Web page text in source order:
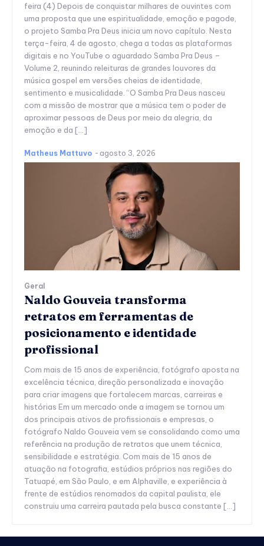
feira (4) Depois de conquistar milhares de ouvintes com
uma proposta que une espiritualidade, emoção e pagode,
o projeto Samba Pra Deus inicia um novo capítulo. Nesta
terça-feira, 4 de agosto, chega a todas as plataformas
digitais e no YouTube o aguardado Samba Pra Deus –
Volume 2, reunindo releituras de grandes louvores da
música gospel em versões cheias de identidade,
sentimento e musicalidade. “O Samba Pra Deus nasceu
com a missão de mostrar que a música tem o poder de
aproximar pessoas de Deus por meio da alegria, da
emoção e da […]
Matheus Mattuvo - agosto 3, 2026
Geral
Naldo Gouveia transforma
retratos em ferramentas de
posicionamento e identidade
profissional
Com mais de 15 anos de experiência, fotógrafo aposta na
excelência técnica, direção personalizada e inovação
para criar imagens que fortalecem marcas, carreiras e
histórias Em um mercado onde a imagem se tornou um
dos principais ativos de profissionais e empresas, o
fotógrafo Naldo Gouveia vem se consolidando como uma
referência na produção de retratos que unem técnica,
sensibilidade e estratégia. Com mais de 15 anos de
atuação na fotografia, estúdios próprios nas regiões do
Tatuapé, em São Paulo, e em Alphaville, e experiência à
frente de estúdios renomados da capital paulista, ele
construiu uma carreira pautada pela busca constante […]